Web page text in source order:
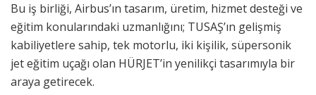
Bu iş birliği, Airbus’ın tasarım, üretim, hizmet desteği ve
eğitim konularındaki uzmanlığını; TUSAŞ’ın gelişmiş
kabiliyetlere sahip, tek motorlu, iki kişilik, süpersonik
jet eğitim uçağı olan HÜRJET’in yenilikçi tasarımıyla bir
araya getirecek.